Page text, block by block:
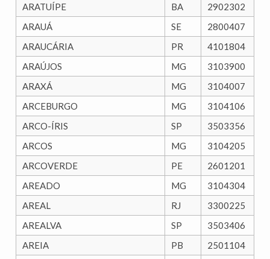
ARATUÍPE
BA
2902302
ARAUÁ
SE
2800407
ARAUCÁRIA
PR
4101804
ARAÚJOS
MG
3103900
ARAXÁ
MG
3104007
ARCEBURGO
MG
3104106
ARCO-ÍRIS
SP
3503356
ARCOS
MG
3104205
ARCOVERDE
PE
2601201
AREADO
MG
3104304
AREAL
RJ
3300225
AREALVA
SP
3503406
AREIA
PB
2501104